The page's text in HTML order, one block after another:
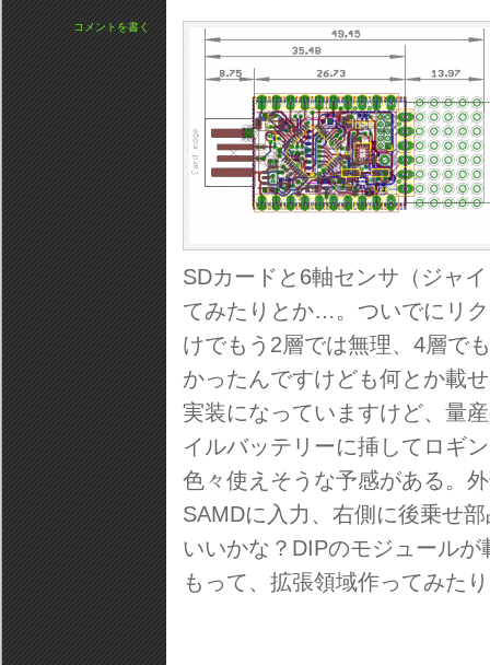
SDカードと6軸センサ（ジャ
てみたりとか…。ついでにリ
けでもう2層では無理、4層で
かったんですけども何とか載
実装になっていますけど、量
イルバッテリーに挿してロギ
色々使えそうな予感がある。
SAMDに入力、右側に後乗せ
いいかな？DIPのモジュール
もって、拡張領域作ってみた
コメントを書く